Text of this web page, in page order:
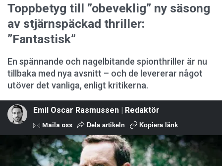
Toppbetyg till ”obeveklig” ny säsong
av stjärnspäckad thriller:
”Fantastisk”
En spännande och nagelbitande spionthriller är nu
tillbaka med nya avsnitt – och de levererar något
utöver det vanliga, enligt kritikerna.
Emil Oscar Rasmussen | Redaktör
Maila oss Dela artikeln Kopiera länk